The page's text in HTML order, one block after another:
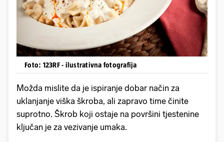
Foto: 123RF - ilustrativna fotografija
Možda mislite da je ispiranje dobar način za
uklanjanje viška škroba, ali zapravo time činite
suprotno. Škrob koji ostaje na površini tjestenine
ključan je za vezivanje umaka.